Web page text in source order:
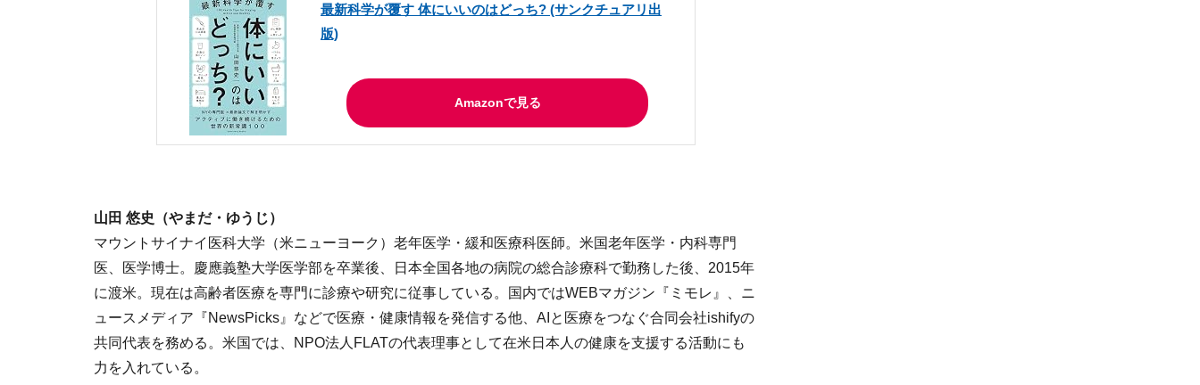
最新科学が覆す 体にいいのはどっち? (サンクチュアリ出
版)
Amazonで見る
山田 悠史（やまだ・ゆうじ）
マウントサイナイ医科大学（米ニューヨーク）老年医学・緩和医療科医師。米国老年医学・内科専門
医、医学博士。慶應義塾大学医学部を卒業後、日本全国各地の病院の総合診療科で勤務した後、2015年
に渡米。現在は高齢者医療を専門に診療や研究に従事している。国内ではWEBマガジン『ミモレ』、ニ
ュースメディア『NewsPicks』などで医療・健康情報を発信する他、AIと医療をつなぐ合同会社ishifyの
共同代表を務める。米国では、NPO法人FLATの代表理事として在米日本人の健康を支援する活動にも
力を入れている。